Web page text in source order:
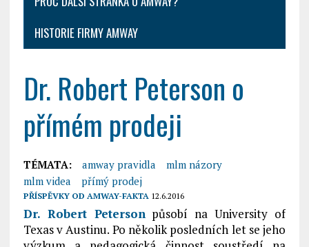
HISTORIE FIRMY AMWAY
Dr. Robert Peterson o
přímém prodeji
TÉMATA: amway pravidla
mlm názory
mlm videa
přímý prodej
PŘÍSPĚVKY OD AMWAY-FAKTA 12.6.2016
Dr. Robert Petersonpůsobí na University of
Texas v Austinu. Po několik posledních let se jeho